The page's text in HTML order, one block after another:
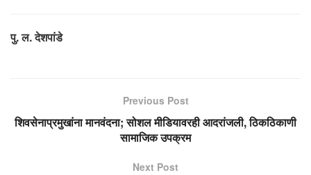
पु. ल. देशपांडे
Previous Post
शिवसेनाप्रमुखांना मानवंदना; सोशल मीडियावरही आदरांजली, ठिकठिकाणी
सामाजिक उपक्रम
Next Post